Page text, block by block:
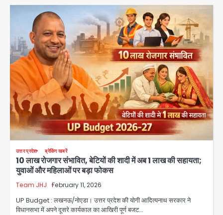
उत्तर प्रदेश ब्रेकिंग खबरें
10 लाख रोजगार संभावित, बेटियों की शादी में अब 1 लाख की सहायता;
युवाओं और महिलाओं पर बड़ा फोकस
Team JHJ February 11, 2026
UP Budget : लखनऊ/नोएडा। उत्तर प्रदेश की योगी आदित्यनाथ सरकार ने
विधानसभा में अपने दूसरे कार्यकाल का आखिरी पूर्ण बजट…